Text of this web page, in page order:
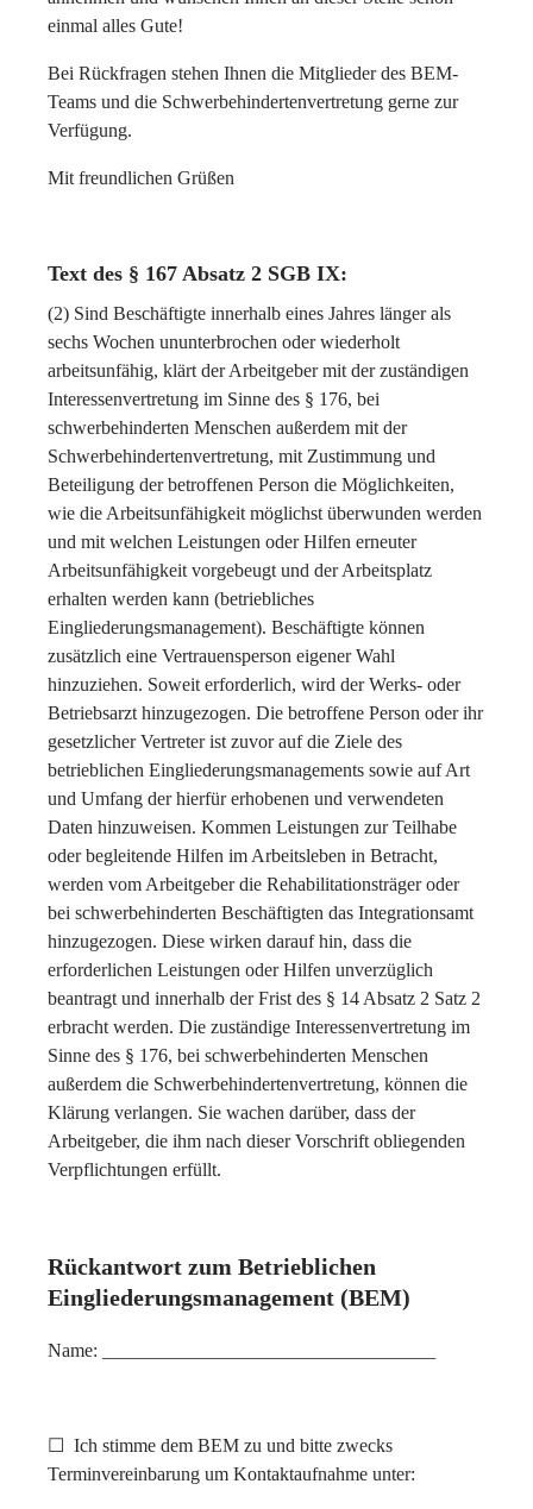
einmal alles Gute!
Bei Rückfragen stehen Ihnen die Mitglieder des BEM-
Teams und die Schwerbehindertenvertretung gerne zur
Verfügung.
Mit freundlichen Grüßen
Text des § 167 Absatz 2 SGB IX:
(2) Sind Beschäftigte innerhalb eines Jahres länger als
sechs Wochen ununterbrochen oder wiederholt
arbeitsunfähig, klärt der Arbeitgeber mit der zuständigen
Interessenvertretung im Sinne des § 176, bei
schwerbehinderten Menschen außerdem mit der
Schwerbehindertenvertretung, mit Zustimmung und
Beteiligung der betroffenen Person die Möglichkeiten,
wie die Arbeitsunfähigkeit möglichst überwunden werden
und mit welchen Leistungen oder Hilfen erneuter
Arbeitsunfähigkeit vorgebeugt und der Arbeitsplatz
erhalten werden kann (betriebliches
Eingliederungsmanagement). Beschäftigte können
zusätzlich eine Vertrauensperson eigener Wahl
hinzuziehen. Soweit erforderlich, wird der Werks- oder
Betriebsarzt hinzugezogen. Die betroffene Person oder ihr
gesetzlicher Vertreter ist zuvor auf die Ziele des
betrieblichen Eingliederungsmanagements sowie auf Art
und Umfang der hierfür erhobenen und verwendeten
Daten hinzuweisen. Kommen Leistungen zur Teilhabe
oder begleitende Hilfen im Arbeitsleben in Betracht,
werden vom Arbeitgeber die Rehabilitationsträger oder
bei schwerbehinderten Beschäftigten das Integrationsamt
hinzugezogen. Diese wirken darauf hin, dass die
erforderlichen Leistungen oder Hilfen unverzüglich
beantragt und innerhalb der Frist des § 14 Absatz 2 Satz 2
erbracht werden. Die zuständige Interessenvertretung im
Sinne des § 176, bei schwerbehinderten Menschen
außerdem die Schwerbehindertenvertretung, können die
Klärung verlangen. Sie wachen darüber, dass der
Arbeitgeber, die ihm nach dieser Vorschrift obliegenden
Verpflichtungen erfüllt.
Rückantwort zum Betrieblichen
Eingliederungsmanagement (BEM)
Name: ___________________________________
☐ Ich stimme dem BEM zu und bitte zwecks
Terminvereinbarung um Kontaktaufnahme unter: